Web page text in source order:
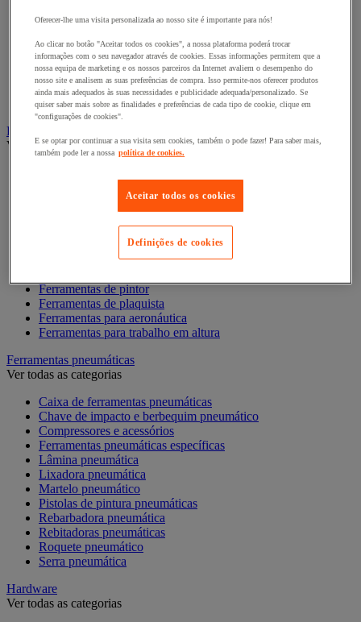
Chave de parafusos e ponta de aparafusamento
Composição de ferramentas
Cortador, tesoura e serra
Lima, folha abrasiva, plaina
Martelo e ferramentas de impacto
Torno de bancada, extrator e grampo
Ferramentas manuais profissão especializada
Ver todas as categorias
Ferramentas de canalizador
Ferramentas de Eletricista
Ferramentas de eletrónica
Ferramentas de ladrilhador
Ferramentas de mecânico
Ferramentas de pintor
Ferramentas de plaquista
Ferramentas para aeronáutica
Ferramentas para trabalho em altura
Ferramentas pneumáticas
Ver todas as categorias
Caixa de ferramentas pneumáticas
Chave de impacto e berbequim pneumático
Compressores e acessórios
Ferramentas pneumáticas específicas
Lâmina pneumática
Lixadora pneumática
Martelo pneumático
Pistolas de pintura pneumáticas
Rebarbadora pneumática
Rebitadoras pneumáticas
Roquete pneumático
Serra pneumática
Hardware
Ver todas as categorias
Oferecer-lhe uma visita personalizada ao nosso site é importante para nós!
Ao clicar no botão "Aceitar todos os cookies", a nossa plataforma poderá trocar
informações com o seu navegador através de cookies. Essas informações permitem que a
nossa equipa de marketing e os nossos parceiros da Internet avaliem o desempenho do
nosso site e analisem as suas preferências de compra. Isso permite-nos oferecer produtos
ainda mais adequados às suas necessidades e publicidade adequada/personalizado. Se
quiser saber mais sobre as finalidades e preferências de cada tipo de cookie, clique em
"configurações de cookies".
E se optar por continuar a sua visita sem cookies, também o pode fazer! Para saber mais,
também pode ler a nossa política de cookies.
Aceitar todos os cookies
Definições de cookies